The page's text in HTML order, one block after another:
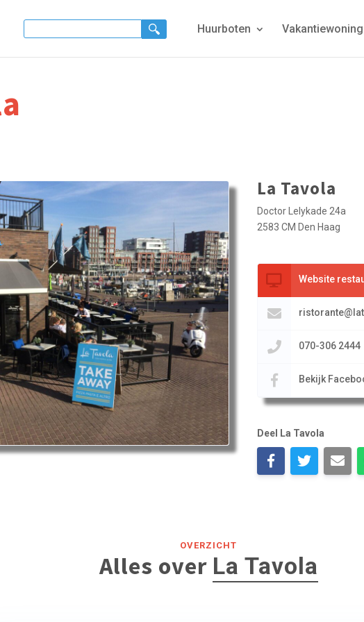
Huurboten
La Tavola
Doctor Lelykade 24a
2583 CM Den Haag
Website
070-306 2444
Bekijk
Deel La Tavola
OVERZICHT
Alles over La Tavola